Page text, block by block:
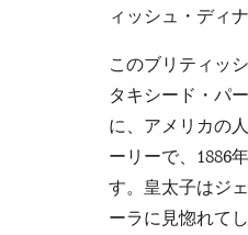
ィッシュ・ディ
このブリティッ
タキシード・パ
に、アメリカの
ーリーで、1886
す。皇太子はジ
ーラに見惚れて